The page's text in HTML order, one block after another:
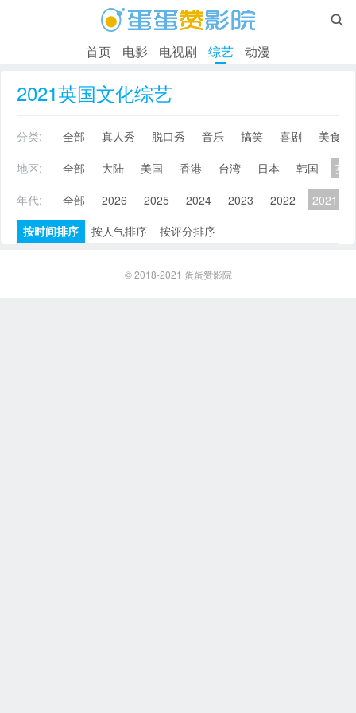

首页 电影 电视剧 综艺 动漫
2021英国文化综艺
分类: 全部 真人秀 脱口秀 音乐 搞笑 喜剧
美食
地区:
全部 大陆 美国 香港 台湾 日本 韩国
英
年代:
全部 2026 2025 2024 2023 2022 2021
按时间排序
按人气排序 按评分排序
© 2018-2021 蛋蛋赞影院